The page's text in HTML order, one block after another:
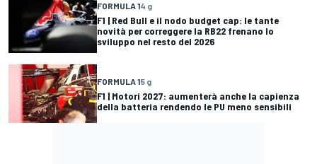
FORMULA 14 g
F1 | Red Bull e il nodo budget cap: le tante
novità per correggere la RB22 frenano lo
sviluppo nel resto del 2026
FORMULA 15 g
F1 | Motori 2027: aumenterà anche la capienza
della batteria rendendo le PU meno sensibili